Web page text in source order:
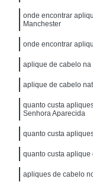
onde encontrar
Manchester
onde encontrar
aplique de cabelo na
aplique de cabelo
quanto custa
Senhora Aparecida
quanto custa
quanto custa
apliques de cabelo